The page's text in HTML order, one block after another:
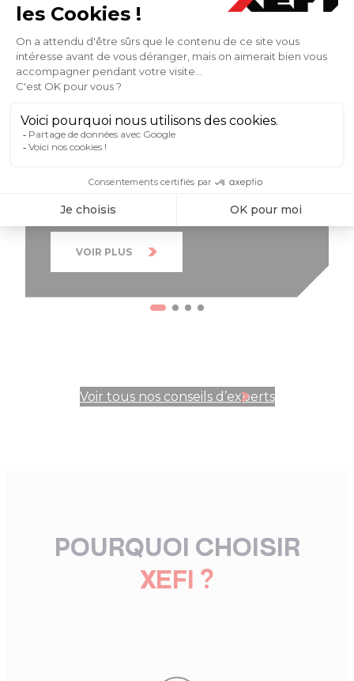
maintenance
En moins de 2 minutes, découvrez en
vidéo, le témoignage de notre expert
en maintenance sur les solutions
la maintenance informatique est-elle
essentielle pour une TPE/PME ? Quels
l’entreprise ? Comment XEFI y répond
concrètement ?
VOIR PLUS
Voir tous nos conseils d’experts
POURQUOI CHOISIR
XEFI ?